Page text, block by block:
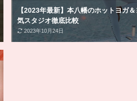
【2023年最新】本八幡のホットヨガ
気スタジオ徹底比較
2023年10月24日